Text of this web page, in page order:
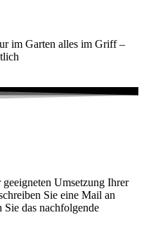
im Garten alles im Griff –
Umsetzung Ihrer
Sie eine Mail an
Sie das nachfolgende